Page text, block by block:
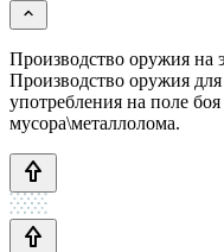
Производство оружия на
Производство оружия
употребления на поле
мусора\металлолома.